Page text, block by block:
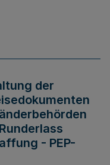
der
- PEP-